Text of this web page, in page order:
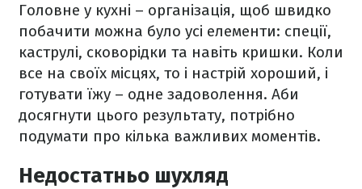
Головне у кухні – організація, щоб швидко
побачити можна було усі елементи: спеції,
каструлі, сковорідки та навіть кришки. Коли
все на своїх місцях, то і настрій хороший, і
готувати їжу – одне задоволення. Аби
досягнути цього результату, потрібно
подумати про кілька важливих моментів.
Недостатньо шухляд